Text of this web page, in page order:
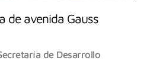
de avenida Gauss
de Desarrollo